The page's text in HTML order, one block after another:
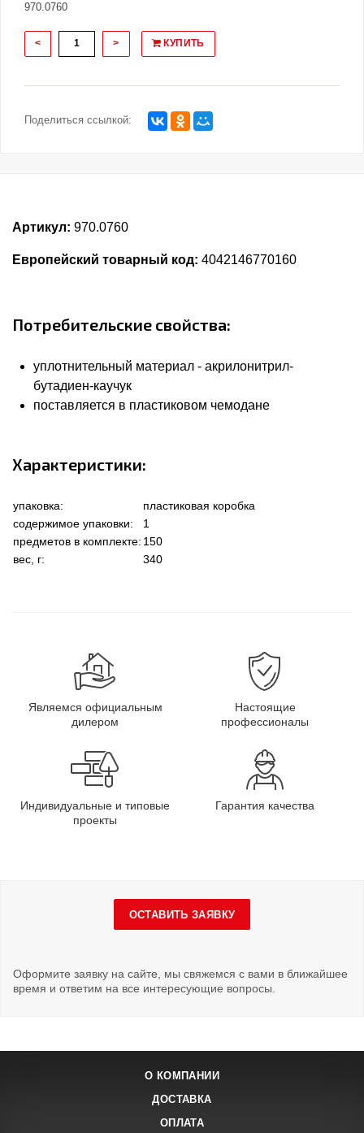
970.0760
< > КУПИТЬ
Поделиться ссылкой:
Артикул: 970.0760
Европейский товарный код: 4042146770160
Потребительские свойства:
уплотнительный материал - акрилонитрил-
бутадиен-каучук
поставляется в пластиковом чемодане
Характеристики:
упаковка:
пластиковая коробка
содержимое упаковки:
1
предметов в комплекте: 150
вес, г:
340
Являемся официальным
дилером
Настоящие
профессионалы
Индивидуальные и типовые
проекты
Гарантия качества
ОСТАВИТЬ ЗАЯВКУ
Оформите заявку на сайте, мы свяжемся с вами в ближайшее
время и ответим на все интересующие вопросы.
О КОМПАНИИ
ДОСТАВКА
ОПЛАТА